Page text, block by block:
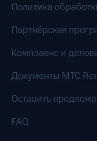
Политика
Партнёрская
Комплаенс и
Документы MTC
Оставить
FAQ